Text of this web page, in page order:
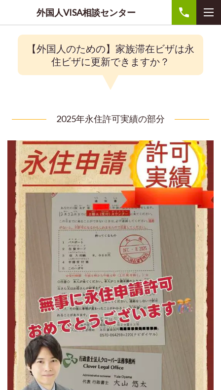
外国人VISA相談センター
【外国人のための】家族滞在ビザは永
住ビザに更新できますか？
2025年永住許可実績の部分